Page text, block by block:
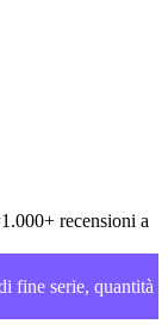
1.000+ recensioni a
fine serie, quantità